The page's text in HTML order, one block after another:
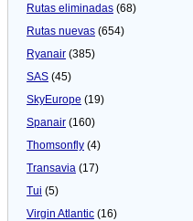
Rutas eliminadas (68)
Rutas nuevas (654)
Ryanair (385)
SAS (45)
SkyEurope (19)
Spanair (160)
Thomsonfly (4)
Transavia (17)
Tui (5)
Virgin Atlantic (16)